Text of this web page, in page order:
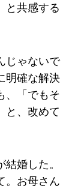
と共感する
じゃないで
明確な解決
、「でもそ
と、改めて
婚した。
。お母さん